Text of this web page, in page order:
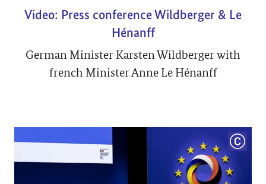
Video: Press conference Wildberger & Le
Hénanff
German Minister Karsten Wildberger with
french Minister Anne Le Hénanff